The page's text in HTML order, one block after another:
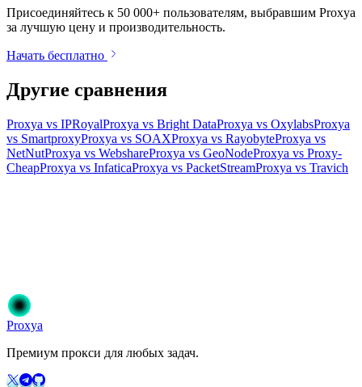
Присоединяйтесь к 50 000+ пользователям, выбравшим Proxya
за лучшую цену и производительность.
Начать бесплатно
Другие сравнения
Proxya vs IPRoyalProxya vs Bright DataProxya vs OxylabsProxya
vs SmartproxyProxya vs SOAXProxya vs RayobyteProxya vs
NetNutProxya vs WebshareProxya vs GeoNodeProxya vs Proxy-
CheapProxya vs InfaticaProxya vs PacketStreamProxya vs Travich
Начать
Proxya
Премиум прокси для любых задач.